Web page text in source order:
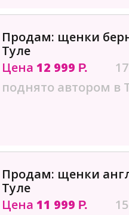
Продам: щенки
Туле
Цена 12 999 Р.
поднято автором в
Продам: щенки
Туле
Цена 11 999 Р.